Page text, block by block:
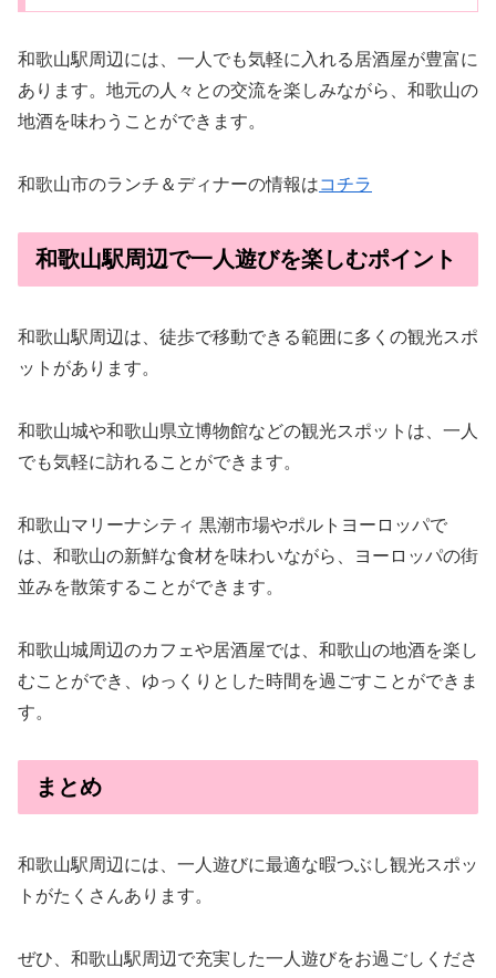
和歌山駅周辺には、一人でも気軽に入れる居酒屋が豊富に
あります。地元の人々との交流を楽しみながら、和歌山の
地酒を味わうことができます。
和歌山市のランチ＆ディナーの情報はコチラ
和歌山駅周辺で一人遊びを楽しむポイント
和歌山駅周辺は、徒歩で移動できる範囲に多くの観光スポ
ットがあります。
和歌山城や和歌山県立博物館などの観光スポットは、一人
でも気軽に訪れることができます。
和歌山マリーナシティ 黒潮市場やポルトヨーロッパで
は、和歌山の新鮮な食材を味わいながら、ヨーロッパの街
並みを散策することができます。
和歌山城周辺のカフェや居酒屋では、和歌山の地酒を楽し
むことができ、ゆっくりとした時間を過ごすことができま
す。
まとめ
和歌山駅周辺には、一人遊びに最適な暇つぶし観光スポッ
トがたくさんあります。
ぜひ、和歌山駅周辺で充実した一人遊びをお過ごしくださ